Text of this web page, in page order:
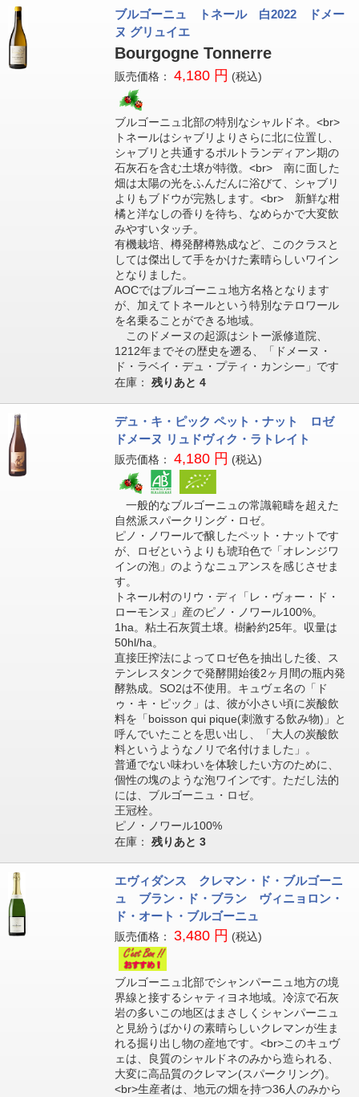
ブルゴーニュ トネール 白2022 ドメー
ヌ グリュイエ
Bourgogne Tonnerre
販売価格： 4,180 円 (税込)
ブルゴーニュ北部の特別なシャルドネ。<br>
トネールはシャブリよりさらに北に位置し、
シャブリと共通するポルトランディアン期の
石灰石を含む土壌が特徴。<br> 南に面した
畑は太陽の光をふんだんに浴びて、シャブリ
よりもブドウが完熟します。<br> 新鮮な柑
橘と洋なしの香りを待ち、なめらかで大変飲
みやすいタッチ。
有機栽培、樽発酵樽熟成など、このクラスと
しては傑出して手をかけた素晴らしいワイン
となりました。
AOCではブルゴーニュ地方名格となります
が、加えてトネールという特別なテロワール
を名乗ることができる地域。
このドメーヌの起源はシトー派修道院、
1212年までその歴史を遡る、「ドメーヌ・
ド・ラベイ・デュ・プティ・カンシー」です
在庫： 残りあと 4
デュ・キ・ピック ペット・ナット ロゼ
ドメーヌ リュドヴィク・ラトレイト
販売価格： 4,180 円 (税込)
一般的なブルゴーニュの常識範疇を超えた
自然派スパークリング・ロゼ。
ピノ・ノワールで醸したペット・ナットです
が、ロゼというよりも琥珀色で「オレンジワ
インの泡」のようなニュアンスを感じさせま
す。
トネール村のリウ・ディ「レ・ヴォー・ド・
ローモンヌ」産のピノ・ノワール100%。
1ha。粘土石灰質土壌。樹齢約25年。収量は
50hl/ha。
直接圧搾法によってロゼ色を抽出した後、ス
テンレスタンクで発酵開始後2ヶ月間の瓶内発
酵熟成。SO2は不使用。キュヴェ名の「ド
ゥ・キ・ピック」は、彼が小さい頃に炭酸飲
料を「boisson qui pique(刺激する飲み物)」と
呼んでいたことを思い出し、「大人の炭酸飲
料というようなノリで名付けました」。
普通でない味わいを体験したい方のために、
個性の塊のような泡ワインです。ただし法的
には、ブルゴーニュ・ロゼ。
王冠栓。
ピノ・ノワール100%
在庫： 残りあと 3
エヴィダンス クレマン・ド・ブルゴーニ
ュ ブラン・ド・ブラン ヴィニョロン・
ド・オート・ブルゴーニュ
販売価格： 3,480 円 (税込)
ブルゴーニュ北部でシャンパーニュ地方の境
界線と接するシャティヨネ地域。冷涼で石灰
岩の多いこの地区はまさしくシャンパーニュ
と見紛うばかりの素晴らしいクレマンが生ま
れる掘り出し物の産地です。<br>このキュヴ
ェは、良質のシャルドネのみから造られる、
大変に高品質のクレマン(スパークリング)。
<br>生産者は、地元の畑を持つ36人のみから